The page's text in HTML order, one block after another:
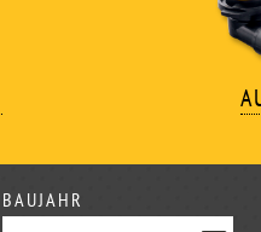
BAUJAHR